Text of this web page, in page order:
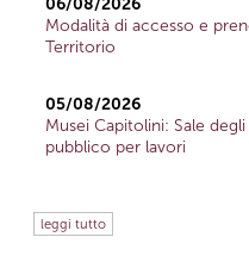
Modalità di accesso e
Territorio
05/08/2026
Musei Capitolini: Sale
pubblico per lavori
leggi tutto